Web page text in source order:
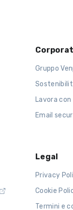
Gruppo
Lavora con
Email
Legal
Privacy
Cookie
Termini e